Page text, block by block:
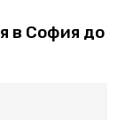
в София до